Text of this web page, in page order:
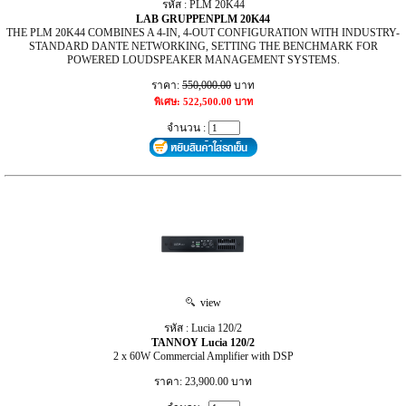
รหัส : PLM 20K44
LAB GRUPPENPLM 20K44
THE PLM 20K44 COMBINES A 4-IN, 4-OUT CONFIGURATION WITH INDUSTRY-
STANDARD DANTE NETWORKING, SETTING THE BENCHMARK FOR
POWERED LOUDSPEAKER MANAGEMENT SYSTEMS.
ราคา: 550,000.00 บาท
พิเศษ: 522,500.00 บาท
จำนวน :
view
รหัส : Lucia 120/2
TANNOY Lucia 120/2
2 x 60W Commercial Amplifier with DSP
ราคา: 23,900.00 บาท